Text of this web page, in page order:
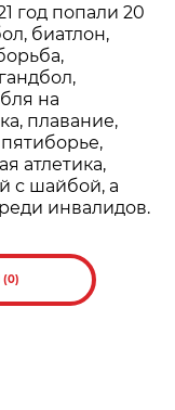
год попали 20
биатлон,
на
плавание,
атлетика,
с шайбой, а
инвалидов.